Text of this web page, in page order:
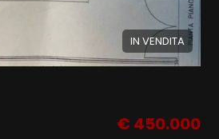
IN VENDITA
€ 450.000